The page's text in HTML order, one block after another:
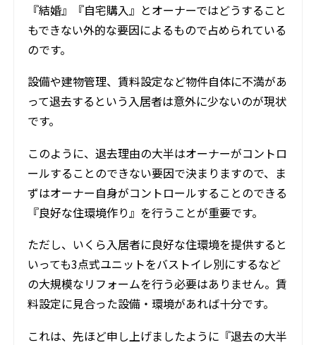
『結婚』『自宅購入』とオーナーではどうすること
もできない外的な要因によるもので占められている
のです。
設備や建物管理、賃料設定など物件自体に不満があ
って退去するという入居者は意外に少ないのが現状
です。
このように、退去理由の大半はオーナーがコントロ
ールすることのできない要因で決まりますので、ま
ずはオーナー自身がコントロールすることのできる
『良好な住環境作り』を行うことが重要です。
ただし、いくら入居者に良好な住環境を提供すると
いっても3点式ユニットをバストイレ別にするなど
の大規模なリフォームを行う必要はありません。賃
料設定に見合った設備・環境があれば十分です。
これは、先ほど申し上げましたように『退去の大半